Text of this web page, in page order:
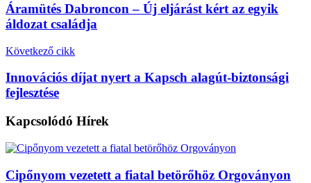
Áramütés Dabroncon – Új eljárást kért az egyik
áldozat családja
Következő cikk
Innovációs díjat nyert a Kapsch alagút-biztonsági
fejlesztése
Kapcsolódó Hírek
Cipőnyom vezetett a fiatal betörőhöz Orgoványon